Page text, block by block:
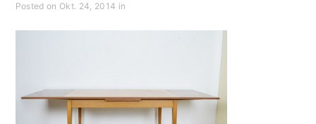
Posted on Okt. 24, 2014 in